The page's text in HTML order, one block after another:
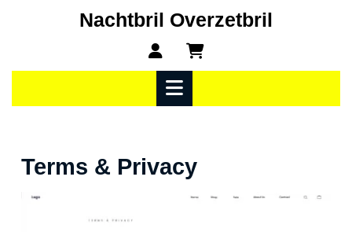
Nachtbril Overzetbril
Mijn
account
winkelwagen
Open
Terms & Privacy